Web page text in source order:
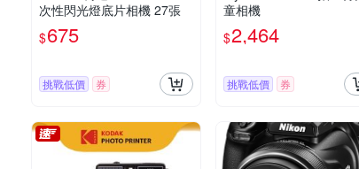
次性閃光燈底片相機 27張
$675
挑戰低價 券
童相機
$2,464
挑戰低價 券